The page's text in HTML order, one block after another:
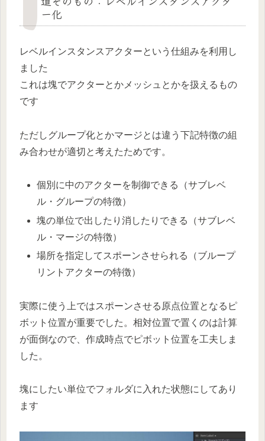
ー化
レベルインスタンスアクターという仕組みを利用し
ました
これは塊でアクターとかメッシュとかを扱えるもの
です
ただしグループ化とかマージとは違う下記特徴の組
み合わせが適切と考えたためです。
個別に中のアクターを制御できる（サブレベ
ル・グループの特徴）
塊の単位で出したり消したりできる（サブレベ
ル・マージの特徴）
場所を指定してスポーンさせられる（ブループ
リントアクターの特徴）
実際に使う上ではスポーンさせる原点位置となるピ
ボット位置が重要でした。相対位置で置くのは計算
が面倒なので、作成時点でピボット位置を工夫しま
した。
塊にしたい単位でフォルダに入れた状態にしてあり
ます